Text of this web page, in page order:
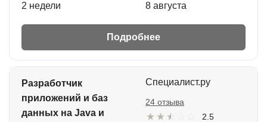
2 недели 8 августа
Подробнее
Разработчик
приложений и баз
данных на Java и
Специалист.ру
2.5
24 отзыва